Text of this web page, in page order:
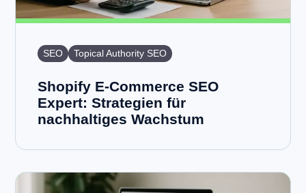
SEO Topical Authority SEO
Shopify E-Commerce SEO
Expert: Strategien für
nachhaltiges Wachstum